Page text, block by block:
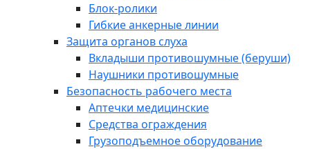
Блок-ролики
Гибкие анкерные линии
Защита органов слуха
Вкладыши противошумные (беруши)
Наушники противошумные
Безопасность рабочего места
Аптечки медицинские
Средства ограждения
Грузоподъемное оборудование